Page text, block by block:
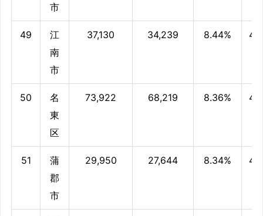
市
49
江
南
市
37,130 34,239 8.44%
50
名
東
区
73,922 68,219 8.36%
51
蒲
郡
市
29,950 27,644 8.34%